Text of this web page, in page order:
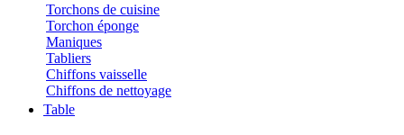
Torchons de cuisine
Torchon éponge
Maniques
Tabliers
Chiffons vaisselle
Chiffons de nettoyage
Table